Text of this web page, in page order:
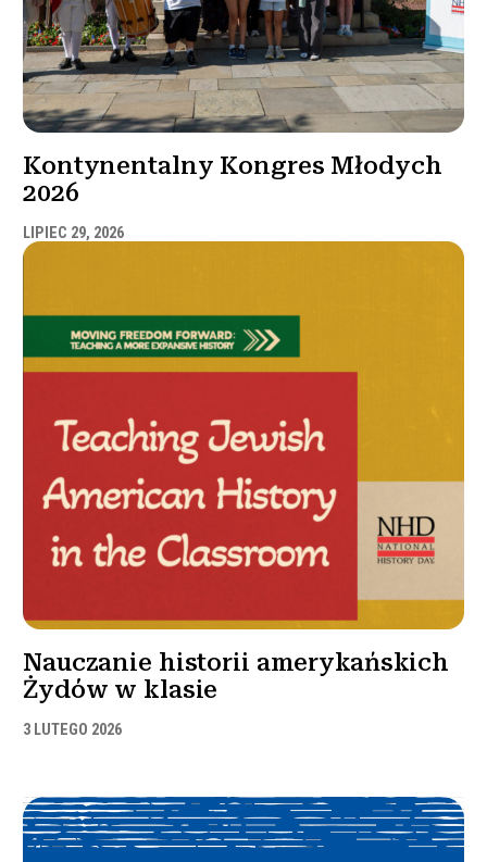
Kontynentalny Kongres Młodych
2026
LIPIEC 29, 2026
Nauczanie historii amerykańskich
Żydów w klasie
3 LUTEGO 2026